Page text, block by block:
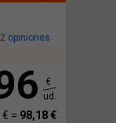
2 opiniones
€
ud.
= 98,18 €